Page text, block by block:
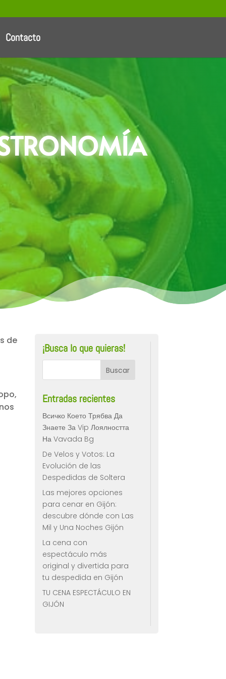
Contacto
de
¡Busca lo que quieras!
Entradas recientes
Всичко Което Трябва Да
Знаете За Vip Лоялността
На Vavada Bg
De Velos y Votos: La
Evolución de las
Despedidas de Soltera
Las mejores opciones
para cenar en Gijón:
descubre dónde con Las
Mil y Una Noches Gijón
La cena con
espectáculo más
original y divertida para
tu despedida en Gijón
TU CENA ESPECTÁCULO EN
GIJÓN